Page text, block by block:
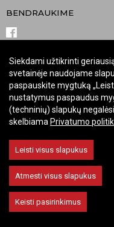
BENDRAUKIME
© 2026 Valstybinė kultūros
Keisti slapukų nustatymus
Siekdami užtikrinti
svetainėje naudojame
paspauskite mygtuką
nustatymus paspaudus
(techninių) slapukų
skelbiama Privatumo
Leisti visus slapukus
Atmesti visus slapukus
Keisti pasirinkimus